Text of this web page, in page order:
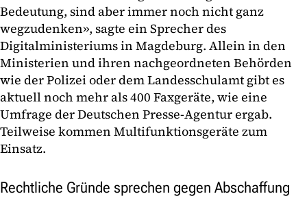
Bedeutung, sind aber immer noch nicht ganz
wegzudenken», sagte ein Sprecher des
Digitalministeriums in Magdeburg. Allein in den
Ministerien und ihren nachgeordneten Behörden
wie der Polizei oder dem Landesschulamt gibt es
aktuell noch mehr als 400 Faxgeräte, wie eine
Umfrage der Deutschen Presse-Agentur ergab.
Teilweise kommen Multifunktionsgeräte zum
Einsatz.
Rechtliche Gründe sprechen gegen Abschaffung